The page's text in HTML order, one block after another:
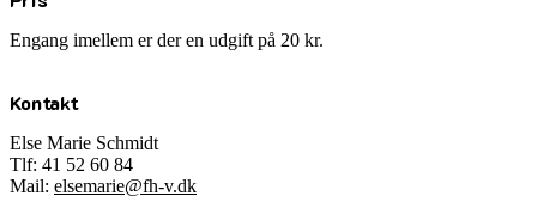
Engang imellem er der en udgift på 20 kr.
Kontakt
Else Marie Schmidt
Tlf: 41 52 60 84
Mail: elsemarie@fh-v.dk